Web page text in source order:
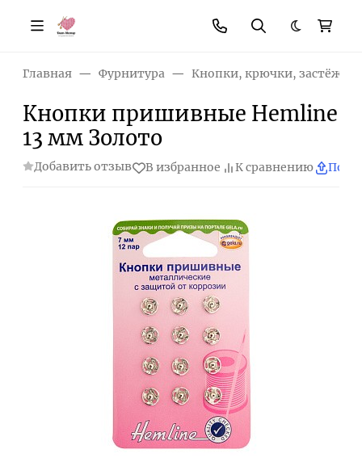
Темная
Главная Фурнитура Кнопки, крючки,
Кнопки пришивные Hemline
13 мм Золото
Добавить отзыв В избранное К сравнению